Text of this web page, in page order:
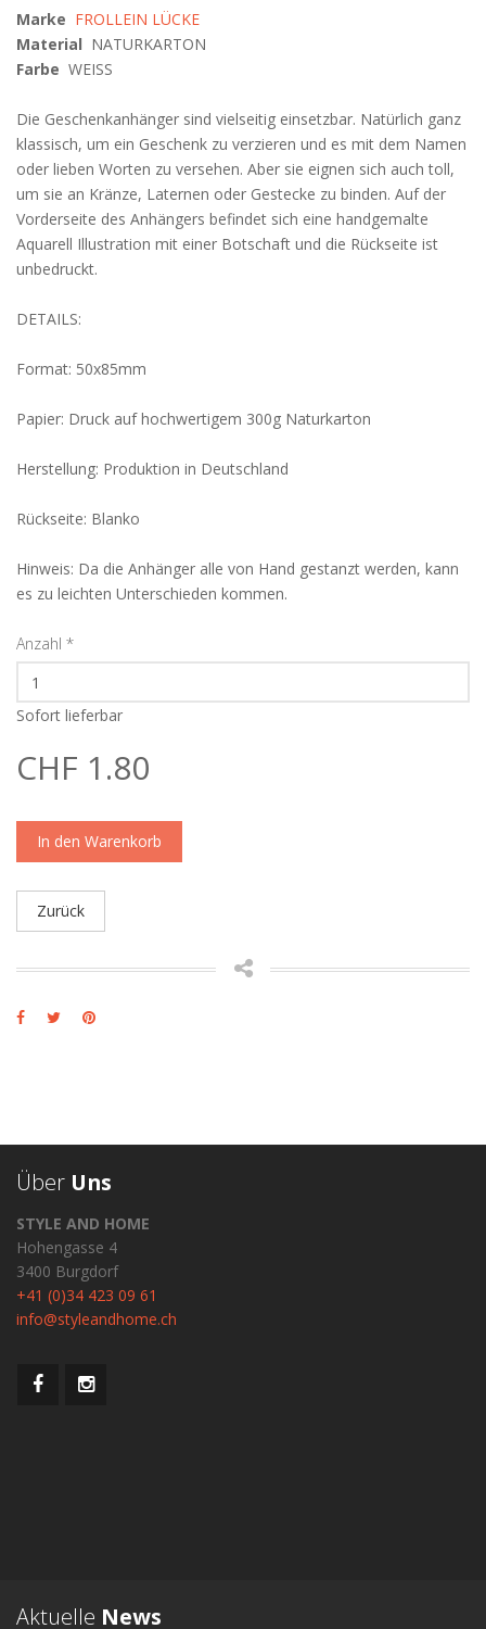
Marke FROLLEIN LÜCKE
Material NATURKARTON
Farbe WEISS
Die Geschenkanhänger sind vielseitig einsetzbar. Natürlich ganz
klassisch, um ein Geschenk zu verzieren und es mit dem Namen
oder lieben Worten zu versehen. Aber sie eignen sich auch toll,
um sie an Kränze, Laternen oder Gestecke zu binden. Auf der
Vorderseite des Anhängers befindet sich eine handgemalte
Aquarell Illustration mit einer Botschaft und die Rückseite ist
unbedruckt.
DETAILS:
Format: 50x85mm
Papier: Druck auf hochwertigem 300g Naturkarton
Herstellung: Produktion in Deutschland
Rückseite: Blanko
Hinweis: Da die Anhänger alle von Hand gestanzt werden, kann
es zu leichten Unterschieden kommen.
Anzahl *
Sofort lieferbar
CHF 1.80
In den Warenkorb
Zurück
Über Uns
STYLE AND HOME
Hohengasse 4
3400 Burgdorf
+41 (0)34 423 09 61
info@styleandhome.ch
Aktuelle News